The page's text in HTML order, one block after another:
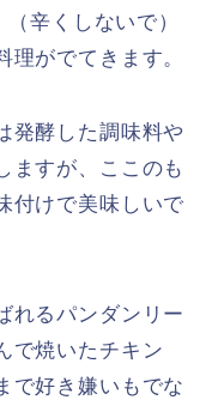
辛くしないで）
理がでてきます。
発酵した調味料や
ますが、ここのも
付けで美味しいで
れるパンダンリー
で焼いたチキン
で好き嫌いもでな